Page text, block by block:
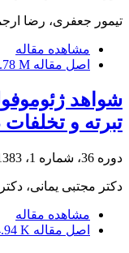
تیمور جعفری، رضا
مشاهده مقاله
اصل مقاله M
شواهد
تبرته و
دوره 36، شماره 1، 1383
دکتر مجتبی یمانی،
مشاهده مقاله
اصل مقاله K